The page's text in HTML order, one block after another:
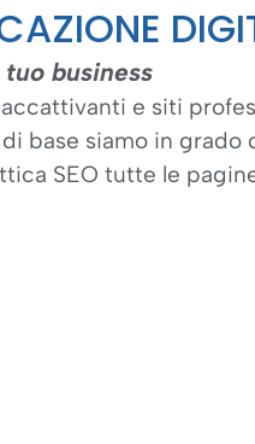
business
e siti
base siamo in grado
SEO tutte le